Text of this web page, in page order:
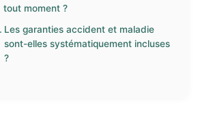
tout moment ?
Les garanties accident et maladie
sont-elles systématiquement incluses
?